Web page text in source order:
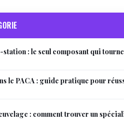
: le seul composant qui tourne
le PACA : guide pratique pour
: comment trouver un